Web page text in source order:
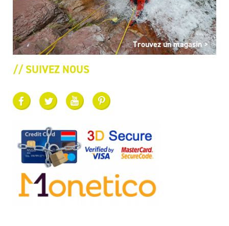
Trouvez un magasin >
// SUIVEZ NOUS